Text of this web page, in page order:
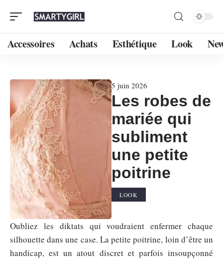
Accessoires Achats Esthétique Look
5 juin 2026
Les robes de
mariée qui
subliment
une petite
poitrine
LOOK
Oubliez les diktats qui voudraient enfermer chaque
silhouette dans une case. La petite poitrine, loin d’être un
handicap, est un atout discret et parfois insoupçonné